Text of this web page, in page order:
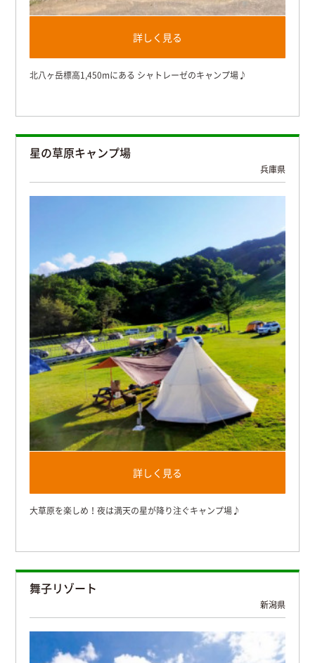
詳しく見る
北八ヶ岳標高1,450mにある シャトレーゼのキャンプ場♪
星の草原キャンプ場
兵庫県
詳しく見る
大草原を楽しめ！夜は満天の星が降り注ぐキャンプ場♪
舞子リゾート
新潟県